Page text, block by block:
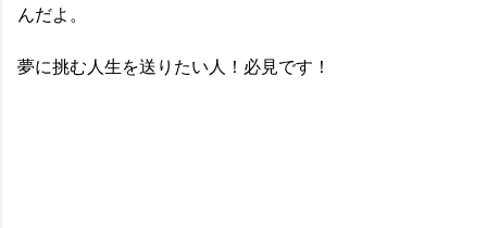
んだよ。
夢に挑む人生を送りたい人！必見です！